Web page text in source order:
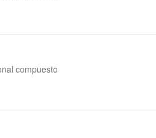
compuesto